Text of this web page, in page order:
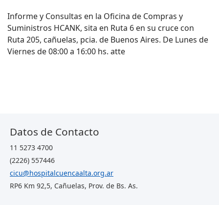
Informe y Consultas en la Oficina de Compras y
Suministros HCANK, sita en Ruta 6 en su cruce con
Ruta 205, cañuelas, pcia. de Buenos Aires. De Lunes de
Viernes de 08:00 a 16:00 hs. atte
Datos de Contacto
11 5273 4700
(2226) 557446
cicu@hospitalcuencaalta.org.ar
RP6 Km 92,5, Cañuelas, Prov. de Bs. As.